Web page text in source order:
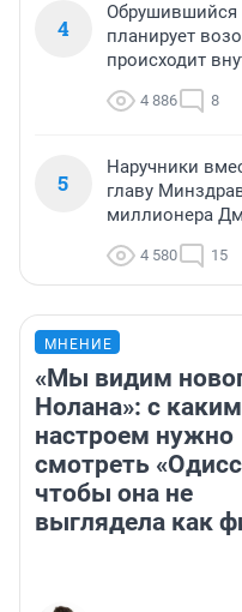
4
Обрушившийся
планирует
происходит
4 886 8
5
Наручники
главу
миллионера
4 580 15
МНЕНИЕ
«Мы видим
Нолана»: с каким
настроем нужно
смотреть
чтобы она не
выглядела как